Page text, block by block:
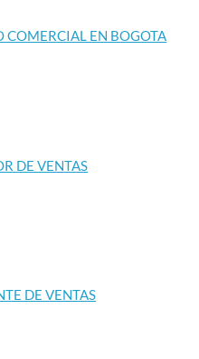
COMERCIAL EN BOGOTA
DE VENTAS
DE VENTAS